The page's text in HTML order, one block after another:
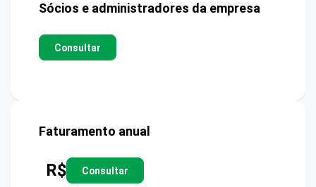
Sócios e administradores da empresa
Consultar
Faturamento anual
R$ Consultar